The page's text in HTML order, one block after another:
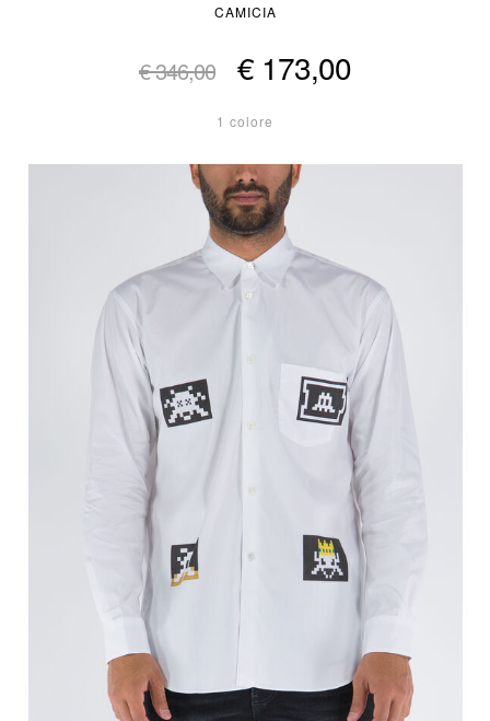
CAMICIA
€ 346,00 € 173,00
1 colore